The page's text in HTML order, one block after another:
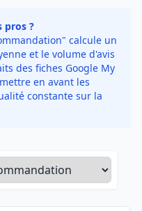
pros ?
calcule un
et le volume d'avis
des fiches Google My
en avant les
constante sur la